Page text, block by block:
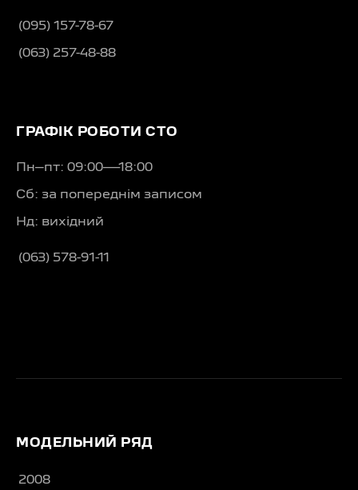
(095) 157-78-67
(063) 257-48-88
ГРАФІК РОБОТИ СТО
Пн–пт: 09:00—18:00
Сб: за попереднім записом
Нд: вихідний
(063) 578-91-11
МОДЕЛЬНИЙ РЯД
2008